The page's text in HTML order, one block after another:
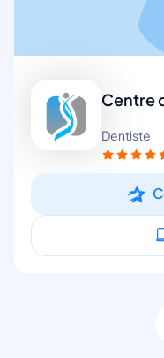
Centre
Dentiste